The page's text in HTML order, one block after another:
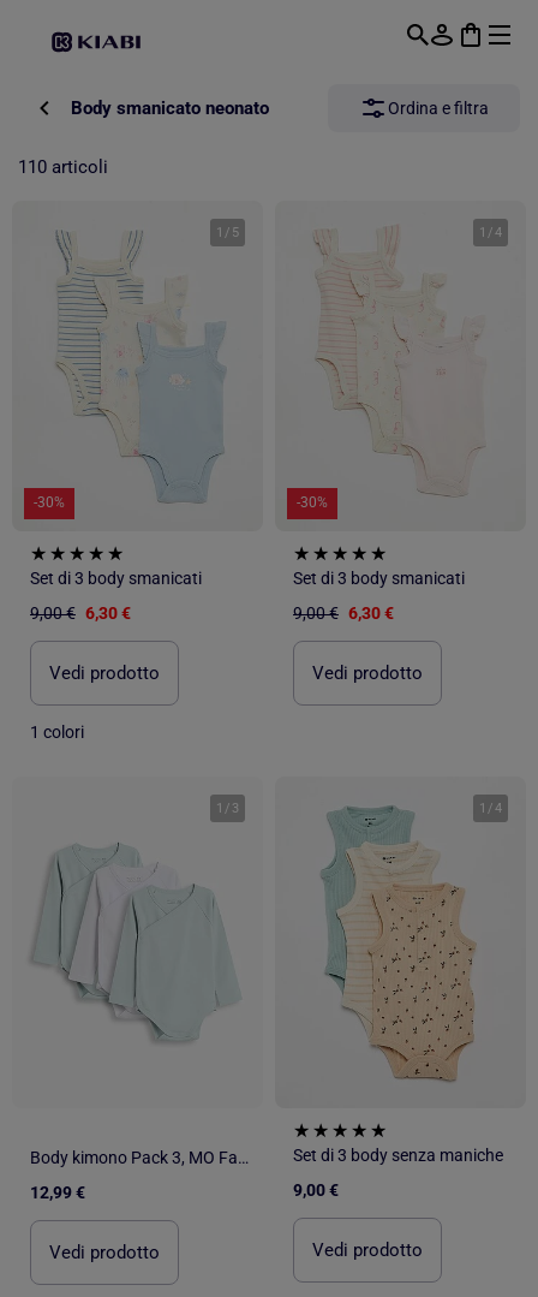
Body smanicato neonato Ordina e filtra
110 articoli
1 / 5
-30%
Set di 3 body smanicati
9,00 € 6,30 €
Vedi prodotto
1 colori
1 /4
-30%
Set di 3 body smanicati
9,00 € 6,30 €
Vedi prodotto
1 / 3
Body kimono Pack 3, MO Fashion
12,99 €
Vedi prodotto
1 /4
Set di 3 body senza maniche
9,00 €
Vedi prodotto